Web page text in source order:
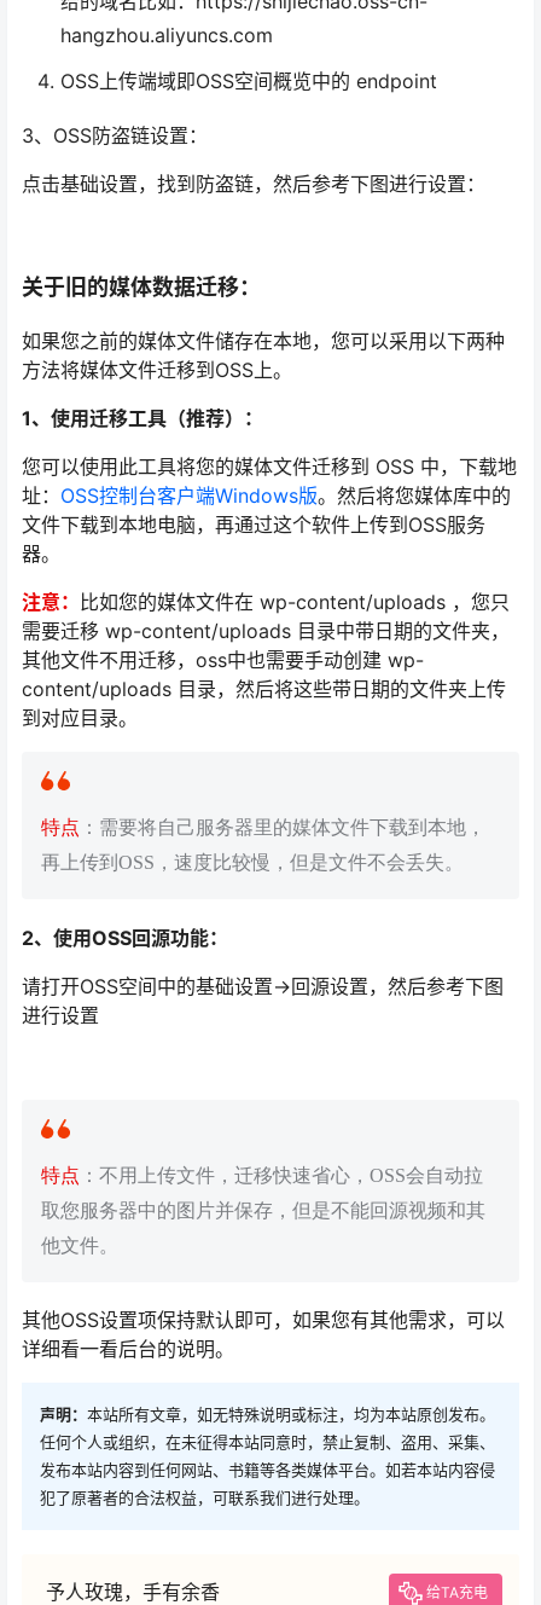
hangzhou.aliyuncs.com
OSS上传端域即OSS空间概览中的 endpoint
3、OSS防盗链设置：
点击基础设置，找到防盗链，然后参考下图进行设置：
关于旧的媒体数据迁移：
如果您之前的媒体文件储存在本地，您可以采用以下两种
方法将媒体文件迁移到OSS上。
1、使用迁移工具（推荐）：
您可以使用此工具将您的媒体文件迁移到 OSS 中，下载地
址： OSS控制台客户端Windows版。然后将您媒体库中的
文件下载到本地电脑，再通过这个软件上传到OSS服务
器。
注意：
比如您的媒体文件在 wp-content/uploads ，您只
需要迁移 wp-content/uploads 目录中带日期的文件夹，
其他文件不用迁移，oss中也需要手动创建 wp-
content/uploads 目录，然后将这些带日期的文件夹上传
到对应目录。
特点 ：需要将自己服务器里的媒体文件下载到本地，
再上传到OSS，速度比较慢，但是文件不会丢失。
2、使用OSS回源功能：
请打开OSS空间中的基础设置->回源设置，然后参考下图
进行设置
特点 ：不用上传文件，迁移快速省心，OSS会自动拉
取您服务器中的图片并保存，但是不能回源视频和其
他文件。
其他OSS设置项保持默认即可，如果您有其他需求，可以
详细看一看后台的说明。
声明： 本站所有文章，如无特殊说明或标注，均为本站原创发布。
任何个人或组织，在未征得本站同意时，禁止复制、盗用、采集、
发布本站内容到任何网站、书籍等各类媒体平台。如若本站内容侵
犯了原著者的合法权益，可联系我们进行处理。
予人玫瑰，手有余香 给TA充电